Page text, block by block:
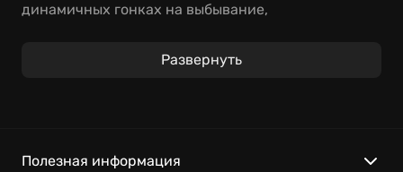
динамичных гонках на выбывание,
сложные трассы марафонов.
Развернуть
Полезная информация